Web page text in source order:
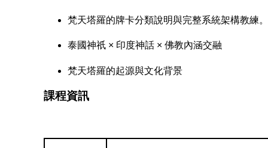
梵天塔羅的牌卡分類說明與完整系統架構教練。
泰國神祇 × 印度神話 × 佛教內涵交融
梵天塔羅的起源與文化背景
課程資訊